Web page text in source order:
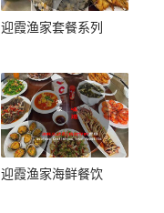
迎霞渔家套餐系列
迎霞渔家海鲜餐饮